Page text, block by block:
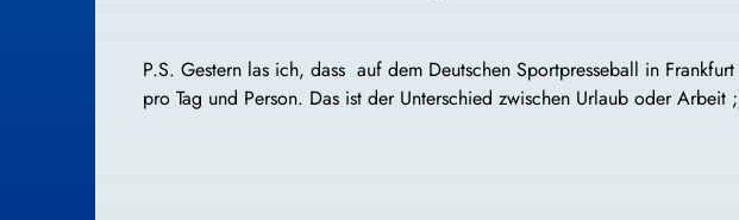
P.S. Gestern las ich, dass auf dem Deutschen Sportpresseball in
pro Tag und Person. Das ist der Unterschied zwischen Urlaub oder